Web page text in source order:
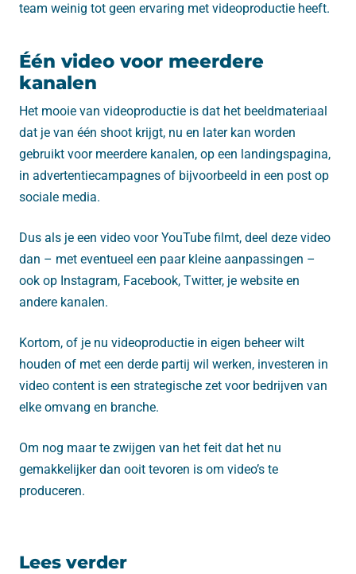
team weinig tot geen ervaring met videoproductie heeft.
Één video voor meerdere
kanalen
Het mooie van videoproductie is dat het beeldmateriaal
dat je van één shoot krijgt, nu en later kan worden
gebruikt voor meerdere kanalen, op een landingspagina,
in advertentiecampagnes of bijvoorbeeld in een post op
sociale media.
Dus als je een video voor YouTube filmt, deel deze video
dan – met eventueel een paar kleine aanpassingen –
ook op Instagram, Facebook, Twitter, je website en
andere kanalen.
Kortom, of je nu videoproductie in eigen beheer wilt
houden of met een derde partij wil werken, investeren in
video content is een strategische zet voor bedrijven van
elke omvang en branche.
Om nog maar te zwijgen van het feit dat het nu
gemakkelijker dan ooit tevoren is om video’s te
produceren.
Lees verder